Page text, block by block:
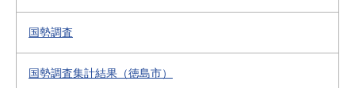
国勢調査
国勢調査集計結果（徳島市）